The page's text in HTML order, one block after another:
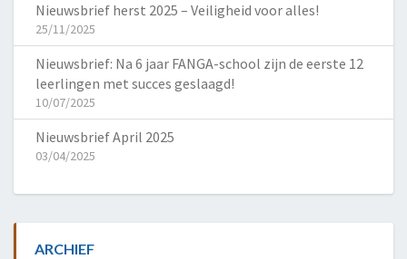
Nieuwsbrief herst 2025 – Veiligheid voor alles!
25/11/2025
Nieuwsbrief: Na 6 jaar FANGA-school zijn de eerste 12
leerlingen met succes geslaagd!
10/07/2025
Nieuwsbrief April 2025
03/04/2025
ARCHIEF